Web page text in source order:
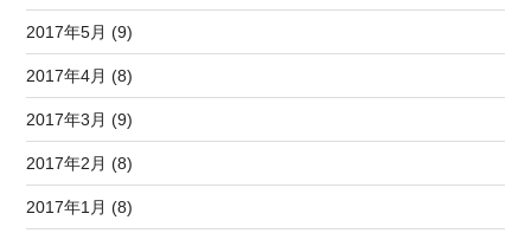
2017年5月 (9)
2017年4月 (8)
2017年3月 (9)
2017年2月 (8)
2017年1月 (8)